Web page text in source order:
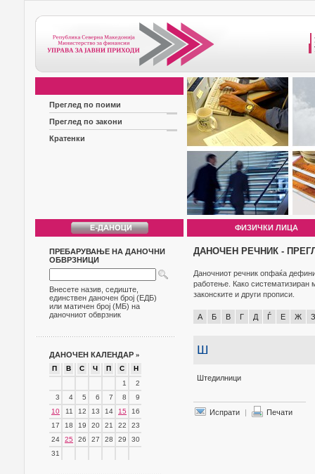
Преглед по поими
Преглед по закони
Кратенки
ФИЗИЧКИ ЛИЦА
ПРЕБАРУВАЊЕ НА ДАНОЧНИ
ОБВРЗНИЦИ
Внесете назив, седиште,
единствен даночен број (ЕДБ)
или матичен број (МБ) на
даночниот обврзник
ДАНОЧЕН КАЛЕНДАР »
П В С Ч П С
Н
1
2
3
4 5 6 7 8
9
10
11 12 13 14 15
16
17
18 19 20 21 22
23
24
25 26 27 28 29
30
31
ДАНОЧЕН РЕЧНИК -
Даночниот речник опфаќа
работење. Како систематизиран
законските и други прописи.
А Б В Г Д Ѓ Е Ж З
Ш
Штедилници
Испрати | Печати